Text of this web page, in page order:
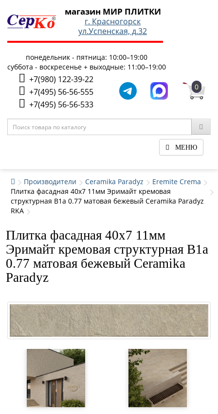
магазин МИР ПЛИТКИ
г. Красногорск
ул.Успенская, д.32
понедельник - пятница: 10:00–19:00
суббота - воскресенье + выходные: 11:00–19:00
+7(980) 122-39-22
+7(495) 56-56-555
+7(495) 56-56-533
0
МЕНЮ
Производители Ceramika Paradyz
Eremite Crema
Плитка фасадная 40x7 11мм Эримайт кремовая
структурная В1а 0.77 матовая бежевый Ceramika Paradyz
RKA
Плитка фасадная 40x7 11мм
Эримайт кремовая структурная В1а
0.77 матовая бежевый Ceramika
Paradyz